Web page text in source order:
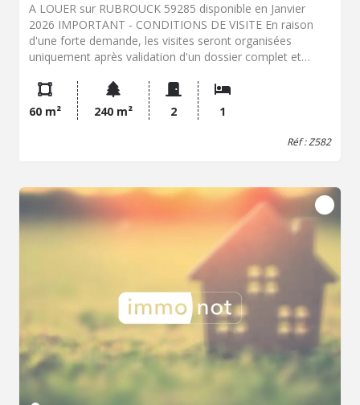
A LOUER sur RUBROUCK 59285 disponible en Janvier
2026 IMPORTANT - CONDITIONS DE VISITE En raison
d'une forte demande, les visites seront organisées
uniquement après validation d'un dossier complet et
garant le cas échéant) : Photocopie carte d'identité
(recto/verso) 3 derniers bulletins de salaire Attestation
employeur Dernier avis d'imposition Quittance de loyer
Dossier, déposer votre dossier à M. DANEL - Étude de
salon/séjour, cuisine ouverte Aménagée et Equipée, WC,
Salle de bains (douche italienne), cellier. A l'étage une
chambre en mezzanine. Une cour, débarras, un jardin
face avant et place de parking. un chauffage à granulé et
une pompe à chaleur réversible, menuiserie en PVC et
60 m² 240 m² 2 1
Réf : Z582